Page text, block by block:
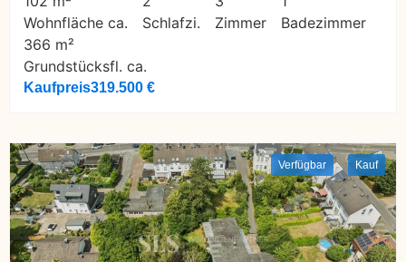
Wohnfläche ca.
Schlafzi.
Zimmer
Badezimmer
366 m²
Grundstücksfl. ca.
Kaufpreis319.500 €
Verfügbar Kauf